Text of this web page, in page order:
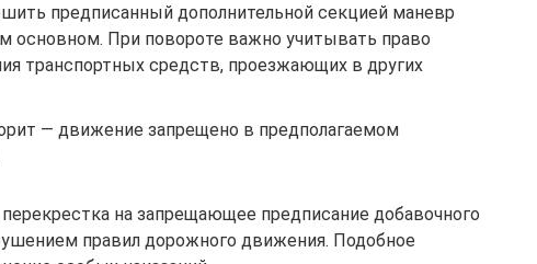
предписанный дополнительной секцией маневр
При повороте важно учитывать право
транспортных средств, проезжающих в других
— движение запрещено в предполагаемом
на запрещающее предписание добавочного
правил дорожного движения. Подобное